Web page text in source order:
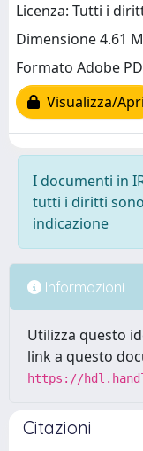
Licenza: Tutti i
Dimensione 4.61
Formato Adobe
Visualizza/Apri
I documenti in
tutti i diritti
indicazione
Informazioni
Utilizza questo
link a questo
https://
Citazioni